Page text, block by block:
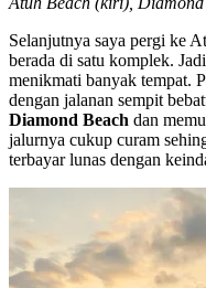
Selanjutnya saya pergi ke
berada di satu komplek.
menikmati banyak tempat.
dengan jalanan sempit
Diamond Beach dan
jalurnya cukup curam
terbayar lunas dengan